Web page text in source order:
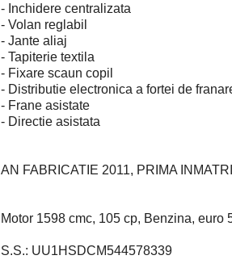
- Inchidere centralizata
- Volan reglabil
- Jante aliaj
- Tapiterie textila
- Fixare scaun copil
- Distributie electronica a fortei de
- Frane asistate
- Directie asistata
AN FABRICATIE 2011, PRIMA
Motor 1598 cmc, 105 cp, Benzina, euro
S.S.: UU1HSDCM544578339